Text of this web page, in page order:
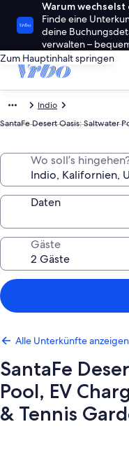
Warum
Finde eine
deine
verwalten –
Zum Hauptinhalt springen
Indio
SantaFe Desert Oasis: Saltwater
Wo soll’s
Daten
Gäste
Alle Unterkünfte anzeigen
SantaFe
Pool, EV
& Tennis